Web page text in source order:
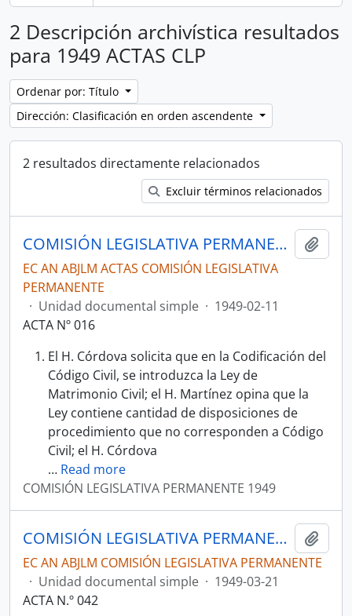
2 Descripción archivística resultados
para 1949 ACTAS CLP
Ordenar por: Título
Dirección: Clasificación en orden ascendente
2 resultados directamente relacionados
Excluir términos relacionados
COMISIÓN LEGISLATIVA PERMANENTE 1949
EC AN ABJLM ACTAS COMISIÓN LEGISLATIVA
PERMANENTE
· Unidad documental simple · 1949-02-11
ACTA Nº 016
El H. Córdova solicita que en la Codificación del
Código Civil, se introduzca la Ley de
Matrimonio Civil; el H. Martínez opina que la
Ley contiene cantidad de disposiciones de
procedimiento que no corresponden a Código
Civil; el H. Córdova
… Read more
COMISIÓN LEGISLATIVA PERMANENTE 1949
COMISIÓN LEGISLATIVA PERMANENTE 1949
EC AN ABJLM COMISIÓN LEGISLATIVA PERMANENTE
· Unidad documental simple · 1949-03-21
ACTA N.º 042